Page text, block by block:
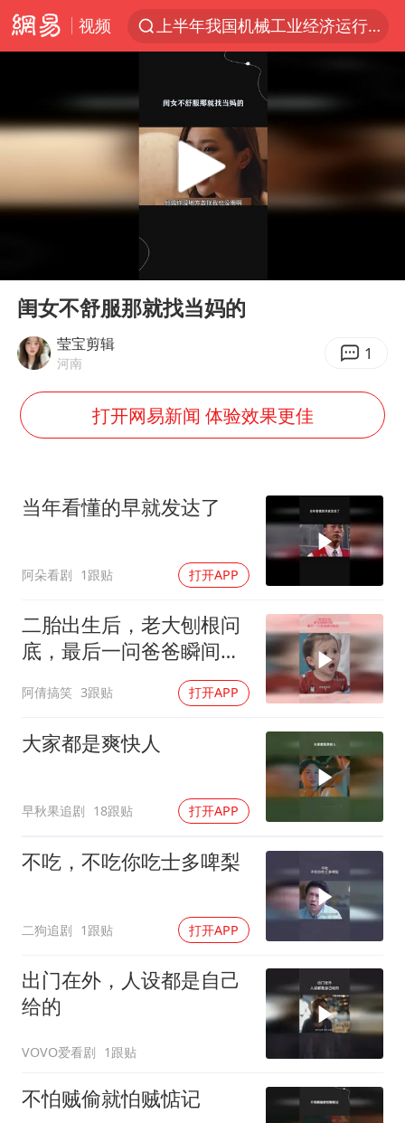
视频
上半年我国机械工业经济运行稳中有进
台风白海豚加强
国防部回应日本试射“战斧”导弹
广东雷州通报特教老师招聘违规事件
A股三大股指收涨
四川宜宾市高县发生4.9级地震
台湾海峡南口北上船舶实施交通管制
江苏发布台风蓝色预警
向鹏0-3不敌张本智和
今日立秋你咬秋了吗
东方之约 相约未来
Play
闺女不舒服那就找当妈的
莹宝剪辑
河南 1
打开网易新闻 体验效果更佳
当年看懂的早就发达了
阿朵看剧 1跟贴 打开APP
二胎出生后，老大刨根问
底，最后一问爸爸瞬间脸
阿倩搞笑 3跟贴 打开APP
大家都是爽快人
早秋果追剧 18跟贴 打开APP
不吃，不吃你吃士多啤梨
二狗追剧 1跟贴 打开APP
出门在外，人设都是自己
给的
VOVO爱看剧 1跟贴
不怕贼偷就怕贼惦记